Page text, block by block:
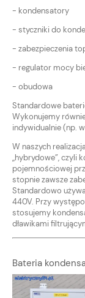
- kondensatory
- styczniki do
- zabezpieczenia
- regulator mocy
- obudowa
Standardowe
Wykonujemy
indywidualnie (np.
W naszych
„hybrydowe”, czyli
pojemnościowej
stopnie zawsze
Standardowo
440V. Przy
stosujemy
dławikami
Bateria